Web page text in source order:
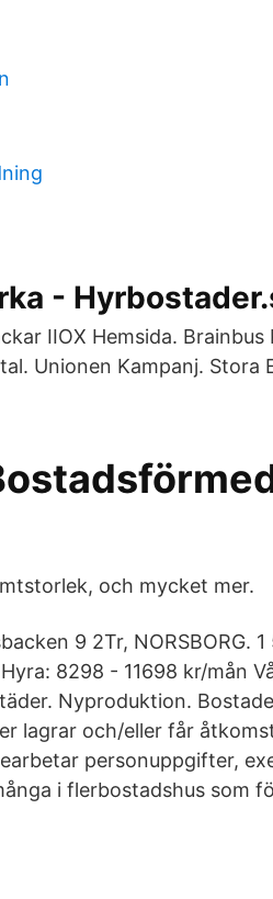
-
IIOX Hemsida. Brainbus
Unionen Kampanj. Stora
och mycket mer.
9 2Tr, NORSBORG. 1
8298 - 11698 kr/mån
Nyproduktion.
lagrar och/eller får
personuppgifter,
i flerbostadshus som